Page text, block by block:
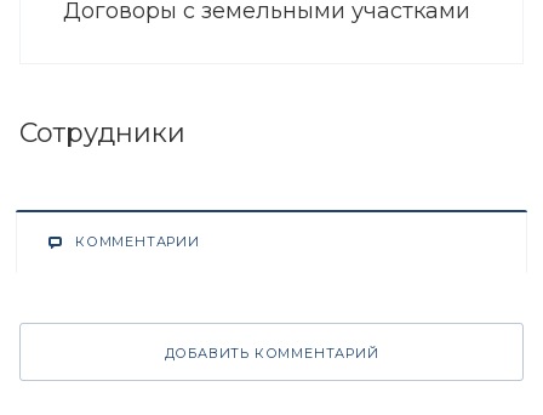
Договоры с земельными участками
Сотрудники
КОММЕНТАРИИ
ДОБАВИТЬ КОММЕНТАРИЙ